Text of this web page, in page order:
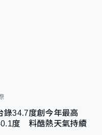
錄34.7度創今年最高
度 料酷熱天氣持續